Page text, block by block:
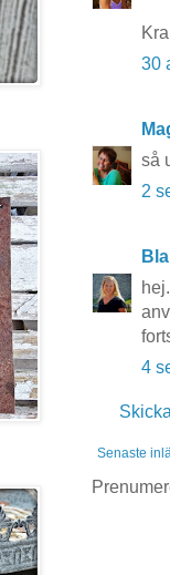
30
så
2
4
Senaste